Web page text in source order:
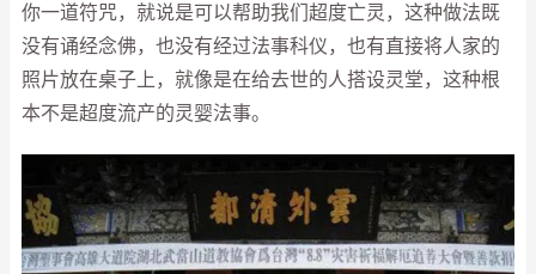
你一道符咒，就说是可以帮助我们超度亡灵，这种做法既
没有诵经念佛，也没有经过法事科仪，也有直接将人家的
照片放在桌子上，就像是在给去世的人搭设灵堂，这种根
本不是超度流产的灵婴法事。